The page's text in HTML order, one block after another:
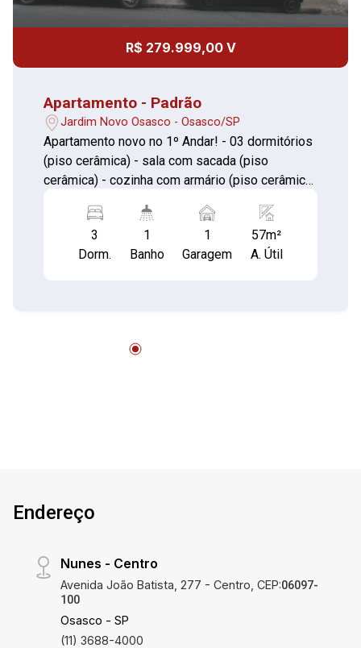
R$ 279.999,00 V
Apartamento - Padrão
Jardim Novo Osasco - Osasco/SP
Apartamento novo no 1º Andar! - 03 dormitórios
(piso cerâmica) - sala com sacada (piso
cerâmica) - cozinha com armário (piso cerâmica)
área de serviço (piso cerâmica) - 01 vaga de
garagem Lazer: - piscina - quadra poliesportiva -
salão de festas - sala de jogos - fitness -
3
Dorm.
1
Banho
1
Garagem
57m²
A. Útil
Endereço
Nunes - Centro
Avenida João Batista, 277 - Centro, CEP:06097-
100
Osasco - SP
(11) 3688-4000